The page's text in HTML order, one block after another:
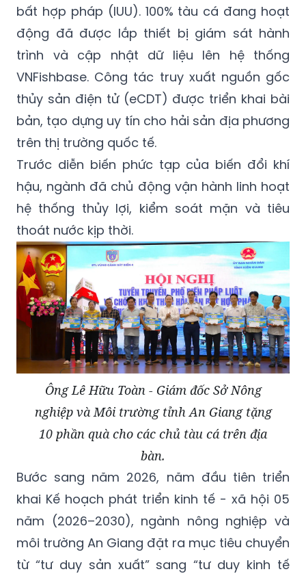
bất hợp pháp (IUU). 100% tàu cá đang hoạt
động đã được lắp thiết bị giám sát hành
trình và cập nhật dữ liệu lên hệ thống
VNFishbase. Công tác truy xuất nguồn gốc
thủy sản điện tử (eCDT) được triển khai bài
bản, tạo dựng uy tín cho hải sản địa phương
trên thị trường quốc tế.
Trước diễn biến phức tạp của biến đổi khí
hậu, ngành đã chủ động vận hành linh hoạt
hệ thống thủy lợi, kiểm soát mặn và tiêu
thoát nước kịp thời.
Ông Lê Hữu Toàn - Giám đốc Sở Nông
nghiệp và Môi trường tỉnh An Giang tặng
10 phần quà cho các chủ tàu cá trên địa
bàn.
Bước sang năm 2026, năm đầu tiên triển
khai Kế hoạch phát triển kinh tế - xã hội 05
năm (2026–2030), ngành nông nghiệp và
môi trường An Giang đặt ra mục tiêu chuyển
từ “tư duy sản xuất” sang “tư duy kinh tế